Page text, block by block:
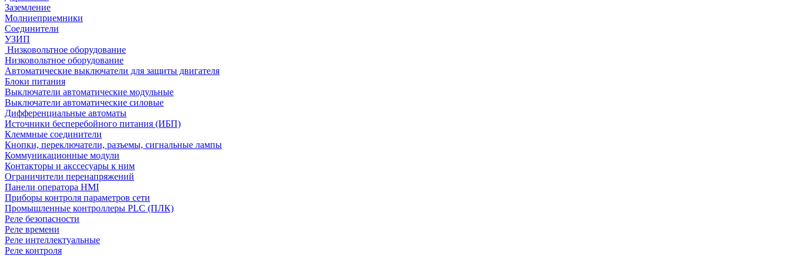
Заземление
Молниеприемники
Соединители
УЗИП
Низковольтное оборудование
Низковольтное оборудование
Автоматические выключатели для защиты двигателя
Блоки питания
Выключатели автоматические модульные
Выключатели автоматические силовые
Дифференциальные автоматы
Источники бесперебойного питания (ИБП)
Клеммные соединители
Кнопки, переключатели, разъемы, сигнальные лампы
Коммуникационные модули
Контакторы и акссесуары к ним
Ограничители перенапряжений
Панели оператора HMI
Приборы контроля параметров сети
Промышленные контроллеры PLC (ПЛК)
Реле безопасности
Реле времени
Реле интеллектуальные
Реле контроля